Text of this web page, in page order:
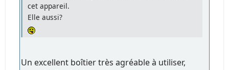
cet appareil.
Elle aussi?
Un excellent boîtier très agréable à utiliser,